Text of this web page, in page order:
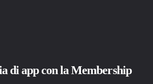
di app con la Membership